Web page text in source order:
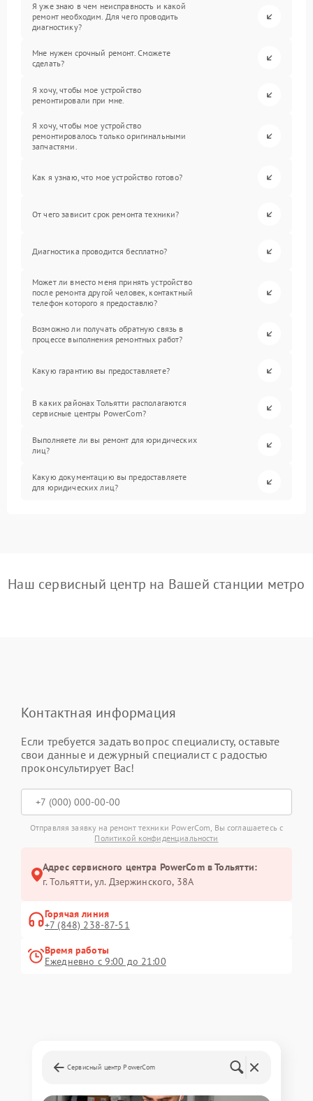
Я уже знаю в чем неисправность и какой
ремонт необходим. Для чего проводить
диагностику?
Мне нужен срочный ремонт. Сможете
сделать?
Я хочу, чтобы мое устройство
ремонтировали при мне.
Я хочу, чтобы мое устройство
ремонтировалось только оригинальными
запчастями.
Как я узнаю, что мое устройство готово?
От чего зависит срок ремонта техники?
Диагностика проводится бесплатно?
Может ли вместо меня принять устройство
после ремонта другой человек, контактный
телефон которого я предоставлю?
Возможно ли получать обратную связь в
процессе выполнения ремонтных работ?
Какую гарантию вы предоставляете?
В каких районах Тольятти располагаются
сервисные центры PowerCom?
Выполняете ли вы ремонт для юридических
лиц?
Какую документацию вы предоставляете
для юридических лиц?
Наш сервисный центр на Вашей станции метро
Контактная информация
Если требуется задать вопрос специалисту, оставьте
свои данные и дежурный специалист с радостью
проконсультирует Вас!
Отправляя заявку на ремонт техники PowerCom, Вы соглашаетесь с
Политикой конфиденциальности
Адрес сервисного центра PowerCom в Тольятти:
г. Тольятти, ул. Дзержинского, 38А
Горячая линия
+7 (848) 238-87-51
Время работы
Ежедневно с 9:00 до 21:00
Сервисный центр PowerCom